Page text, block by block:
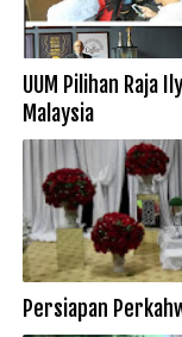
UUM Pilihan Raja
Malaysia
Persiapan